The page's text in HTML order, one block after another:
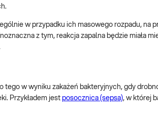
w przypadku ich masowego rozpadu, na
z tym, reakcja zapalna będzie miała
tego w wyniku zakażeń bakteryjnych, gdy
Przykładem jest posocznica (sepsa), w której